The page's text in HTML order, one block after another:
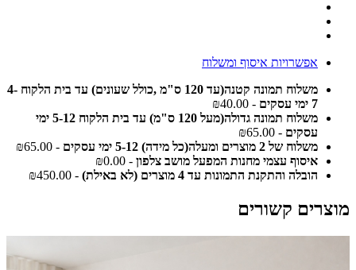
אפשרויות איסוף ומשלוח
משלוח תמונה קטנה(עד 120 ס"מ ,כולל שעונים) עד בית הלקוח 4-
7 ימי עסקים
- ₪40.00
משלוח תמונה גדולה(מעל 120 ס"מ) עד בית הלקוח 5-12 ימי
עסקים - ₪65.00
משלוח של 2 מוצרים ומעלה(כל מידה) 5-12 ימי עסקים
- ₪65.00
איסוף עצמי מחנות המפעל מושב צלפון - ₪0.00
הובלה והתקנת התמונות עד 4 מוצרים (לא באילת)
- ₪450.00
מוצרים קשורים